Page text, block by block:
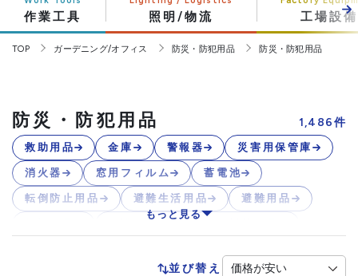
作業工具 照明/物流 工場設備
TOP ガーデニング/オフィス 防災・防犯用品 防災・防犯用品
防災・防犯用品 1,486件
救助用品 金庫 警報器 災害用保管庫
消火器 窓用フィルム 蓄電池
転倒防止用品 避難生活用品 避難用品
もっと見る
並び替え